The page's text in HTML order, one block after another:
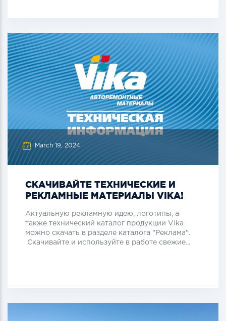
March 19, 2024
СКАЧИВАЙТЕ ТЕХНИЧЕСКИЕ И
РЕКЛАМНЫЕ МАТЕРИАЛЫ VIKA!
Актуальную рекламную идею, логотипы, а
также технический каталог продукции Vika
можно скачать в разделе каталога "Реклама".
Скачивайте и используйте в работе свежие...